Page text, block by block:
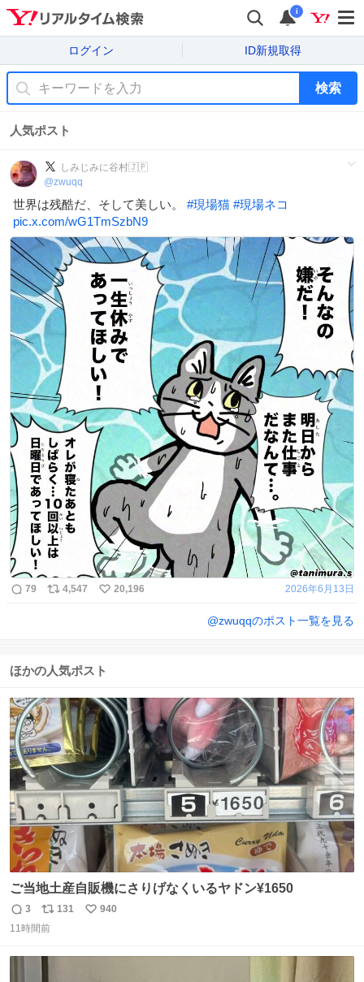
i
ログイン ID新規取得
検索
人気ポスト
しみじみに谷村🇯🇵
@zwuqq
世界は残酷だ、そして美しい。 #現場猫 #現場ネコ
pic.x.com/wG1TmSzbN9
79 4,547 20,196 2026年6月13日
@zwuqqのポスト一覧を見る
ほかの人気ポスト
ご当地土産自販機にさりげなくいるヤドン¥1650
返
信
3
リ
ポ
ト
131
い
940
11時間前